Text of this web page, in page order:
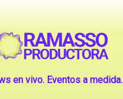
en vivo. Eventos a medida.